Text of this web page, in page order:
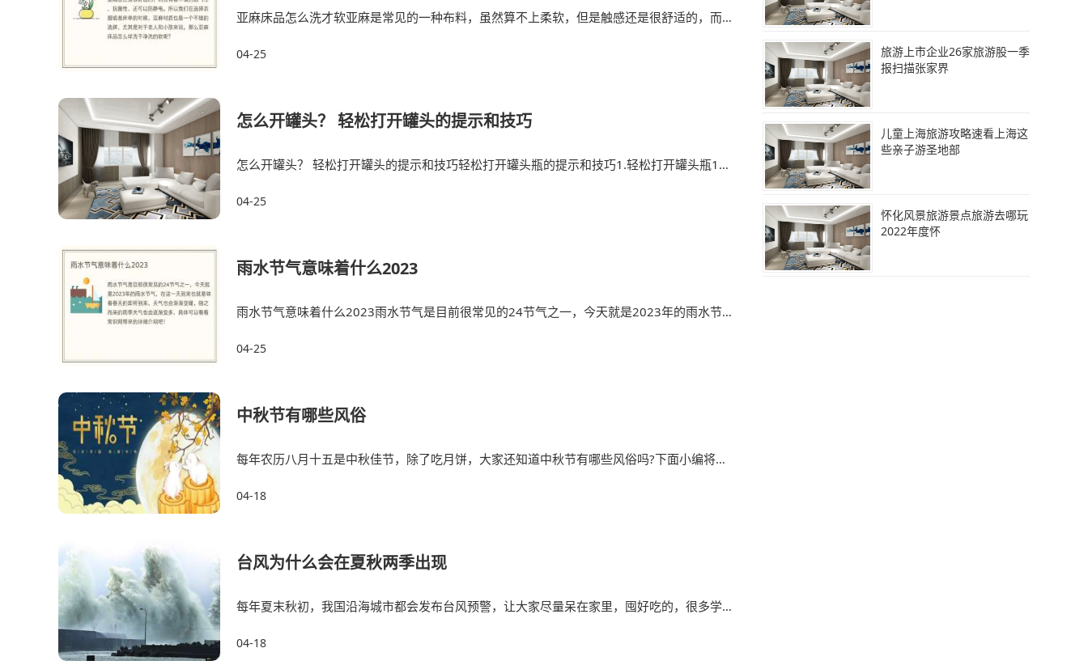
亚麻床品怎么洗才软亚麻是常见的一种布料，虽然算不上柔软，但是触感还是很舒适的，而且
04-25
怎么开罐头？ 轻松打开罐头的提示和技巧
怎么开罐头？ 轻松打开罐头的提示和技巧轻松打开罐头瓶的提示和技巧1.轻松打开罐头瓶1：
04-25
雨水节气意味着什么2023
雨水节气意味着什么2023雨水节气是目前很常见的24节气之一，今天就是2023年的雨水节
04-25
中秋节有哪些风俗
每年农历八月十五是中秋佳节，除了吃月饼，大家还知道中秋节有哪些风俗吗?下面小编将介
04-18
台风为什么会在夏秋两季出现
每年夏末秋初，我国沿海城市都会发布台风预警，让大家尽量呆在家里，囤好吃的，很多学校
04-18
旅游上市企业26家旅游股一季
报扫描张家界
儿童上海旅游攻略速看上海这
些亲子游圣地部
怀化风景旅游景点旅游去哪玩
2022年度怀